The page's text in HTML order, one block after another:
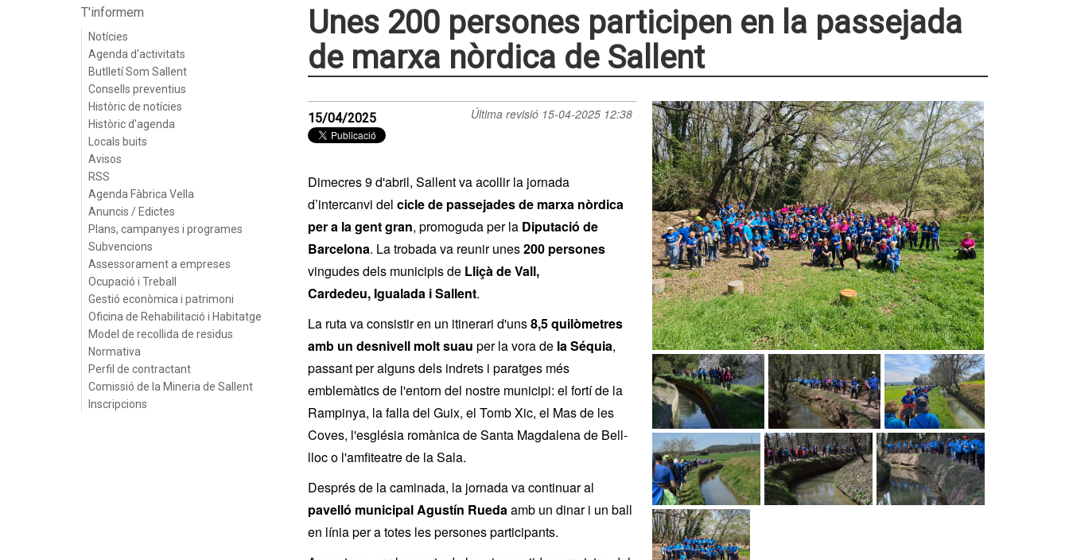
T'informem
Notícies
Agenda d'activitats
Butlletí Som Sallent
Consells preventius
Històric de notícies
Històric d'agenda
Locals buits
Avisos
RSS
Agenda Fàbrica Vella
Anuncis / Edictes
Plans, campanyes i programes
Subvencions
Assessorament a empreses
Ocupació i Treball
Gestió econòmica i patrimoni
Oficina de Rehabilitació i Habitatge
Model de recollida de residus
Normativa
Perfil de contractant
Comissió de la Mineria de Sallent
Inscripcions
Unes 200 persones participen en la passejada
de marxa nòrdica de Sallent
Última revisió 15-04-2025 12:38
15/04/2025
Dimecres 9 d'abril, Sallent va acollir la jornada
d’intercanvi del cicle de passejades de marxa nòrdica
per a la gent gran, promoguda per la Diputació de
Barcelona. La trobada va reunir unes200 persones
vingudes dels municipis de Lliçà de Vall,
Cardedeu, Igualada i Sallent.
La ruta va consistir en un itinerari d'uns8,5 quilòmetres
amb un desnivell molt suau per la vora de la Séquia,
passant per alguns dels indrets i paratges més
emblemàtics de l'entorn del nostre municipi: el fortí de la
Rampinya, la falla del Guix, el Tomb Xic, el Mas de les
Coves, l'església romànica de Santa Magdalena de Bell-
lloc o l'amfiteatre de la Sala.
Després de la caminada, la jornada va continuar al
pavelló municipal Agustín Ruedaamb un dinar i un ball
en línia per a totes les persones participants.